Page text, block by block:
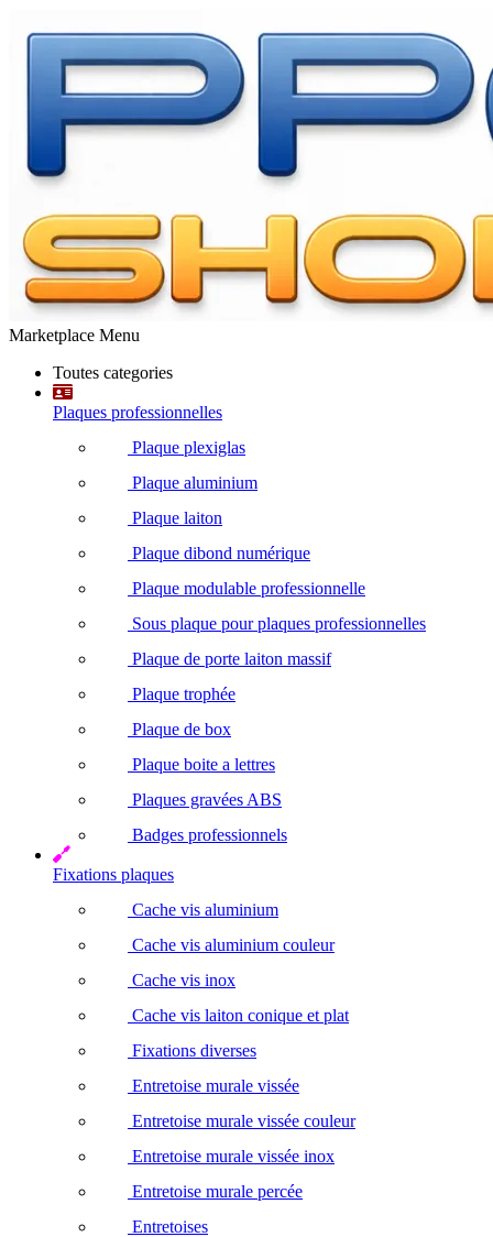
Marketplace Menu
Toutes categories
Plaques professionnelles
Plaque plexiglas
Plaque aluminium
Plaque laiton
Plaque dibond numérique
Plaque modulable professionnelle
Sous plaque pour plaques professionnelles
Plaque de porte laiton massif
Plaque trophée
Plaque de box
Plaque boite a lettres
Plaques gravées ABS
Badges professionnels
Fixations plaques
Cache vis aluminium
Cache vis aluminium couleur
Cache vis inox
Cache vis laiton conique et plat
Fixations diverses
Entretoise murale vissée
Entretoise murale vissée couleur
Entretoise murale vissée inox
Entretoise murale percée
Entretoises